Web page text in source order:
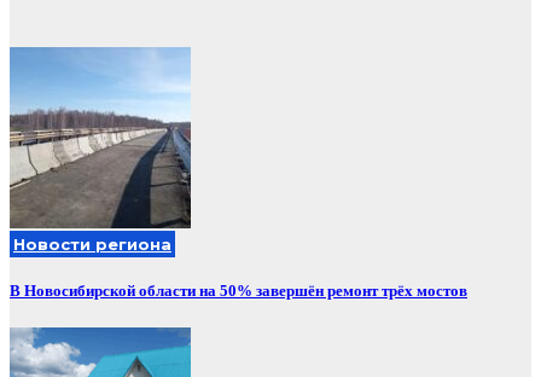
Новости региона
В Новосибирской области на 50% завершён ремонт трёх мостов